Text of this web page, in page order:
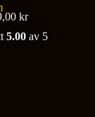
kr
5.00 av 5